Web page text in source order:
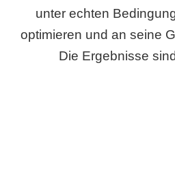
unter echten
optimieren und an seine
Die Ergebnisse